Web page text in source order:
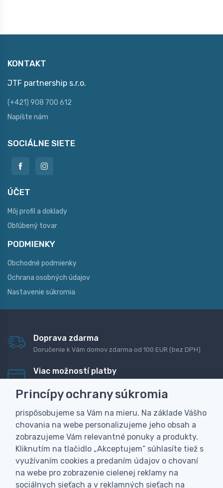
KONTAKT
JTF partnership s.r.o.
(+421) 908 700 612
Napíšte nám
SOCIÁLNE SIETE
ÚČET
Môj profil a doklady
Obľúbený tovar
PODMIENKY
Obchodné podmienky
Ochrana osobných údajov
Nastavenie súkromia
Doprava zdarma
Doručenie k Vám domov zdarma od 100 EUR (bez DPH)
Viac možností platby
dobierku
Personalizácia
Vyrobíme Vám vlastný originálny darček
Skúsenosť
Široký sortiment, z ktorého Vám pomôžeme vybrať
Princípy ochrany súkromia
prispôsobujeme sa Vám na mieru. Na základe Vášho
chovania na webe personalizujeme jeho obsah a
zobrazujeme Vám relevantné ponuky a produkty.
Kliknutím na tlačidlo „Akceptujem“ súhlasíte tiež s
využívaním cookies a predaním údajov o chovaní
na webe pro zobrazenie cielenej reklamy na
sociálnych sieťach a v reklamných sieťach na